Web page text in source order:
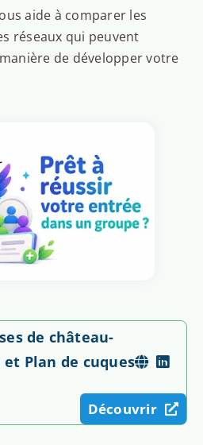
aide à comparer les
réseaux qui peuvent
de développer votre
de château-
Plan de cuques
Découvrir